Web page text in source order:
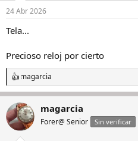
n
e
:
24 Abr 2026
Tela...
Precioso reloj por cierto
R
e
c
c
i
magarcia
magarcia
Forer@ Senior Sin verificar